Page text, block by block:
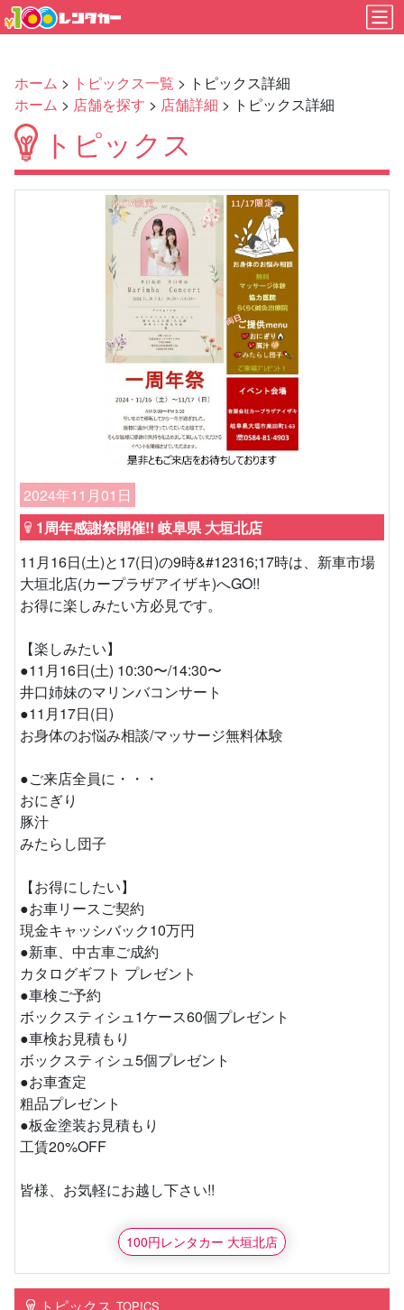
ホーム > トピックス一覧 > トピックス詳細
ホーム > 店舗を探す > 店舗詳細 > トピックス詳細
トピックス
2024年11月01日
1周年感謝祭開催!! 岐阜県 大垣北店
11月16日(土)と17(日)の9時&#12316;17時は、新車市場
大垣北店(カープラザアイザキ)へGO!!
お得に楽しみたい方必見です。
【楽しみたい】
●11月16日(土) 10:30〜/14:30〜
井口姉妹のマリンバコンサート
●11月17日(日)
お身体のお悩み相談/マッサージ無料体験
●ご来店全員に・・・
おにぎり
豚汁
みたらし団子
【お得にしたい】
●お車リースご契約
現金キャッシバック10万円
●新車、中古車ご成約
カタログギフト プレゼント
●車検ご予約
ボックスティシュ1ケース60個プレゼント
●車検お見積もり
ボックスティシュ5個プレゼント
●お車査定
粗品プレゼント
●板金塗装お見積もり
工賃20%OFF
皆様、お気軽にお越し下さい!!
100円レンタカー 大垣北店
TOPICS